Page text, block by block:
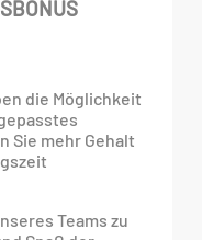
die Möglichkeit
Sie mehr Gehalt
Teams zu